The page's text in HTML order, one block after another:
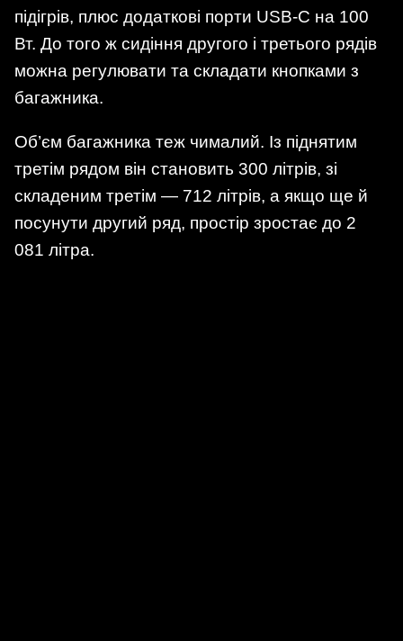
підігрів, плюс додаткові порти USB-C на 100
Вт. До того ж сидіння другого і третього рядів
можна регулювати та складати кнопками з
багажника.
Об’єм багажника теж чималий. Із піднятим
третім рядом він становить 300 літрів, зі
складеним третім — 712 літрів, а якщо ще й
посунути другий ряд, простір зростає до 2
081 літра.